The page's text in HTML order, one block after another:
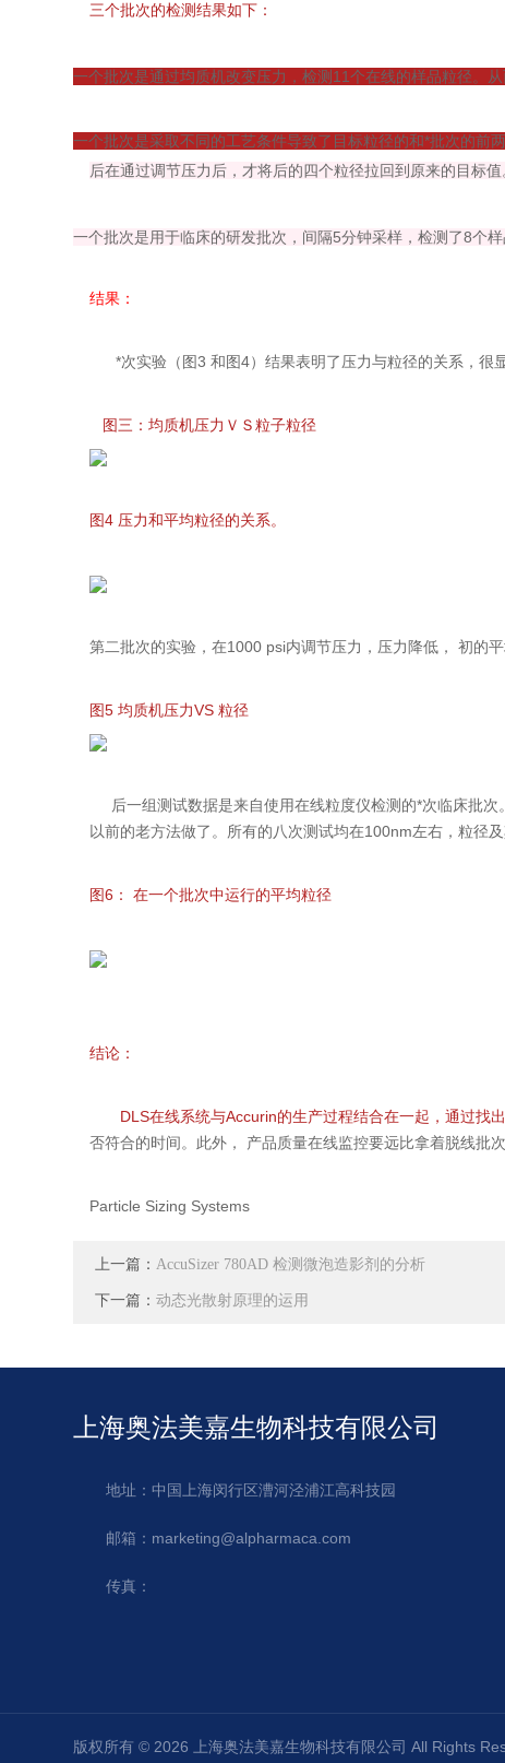
三个批次的检测结果如下：
一个批次是通过均质机改变压力，检测11个在线的样品粒径。
一个批次是采取不同的工艺条件导致了目标粒径的和*批次的前
后在通过调节压力后，才将后的四个粒径拉回到原来的目标值
一个批次是用于临床的研发批次，间隔5分钟采样，检测了8个
结果：
*次实验（图3 和图4）结果表明了压力与粒径的关系，很
图三：均质机压力ＶＳ粒子粒径
图4 压力和平均粒径的关系。
第二批次的实验，在1000 psi内调节压力，压力降低， 初的
图5 均质机压力VS 粒径
后一组测试数据是来自使用在线粒度仪检测的*次临床批次
以前的老方法做了。所有的八次测试均在100nm左右，粒径及
图6： 在一个批次中运行的平均粒径
结论：
DLS在线系统与Accurin的生产过程结合在一起，通过找
否符合的时间。此外， 产品质量在线监控要远比拿着脱线批
Particle Sizing Systems
上一篇： AccuSizer 780AD 检测微泡造影剂的分析
下一篇：动态光散射原理的运用
上海奥法美嘉生物科技有限公司
地址：中国上海闵行区漕河泾浦江高科技园
邮箱：marketing@alpharmaca.com
传真：
版权所有 © 2026 上海奥法美嘉生物科技有限公司 All Rights